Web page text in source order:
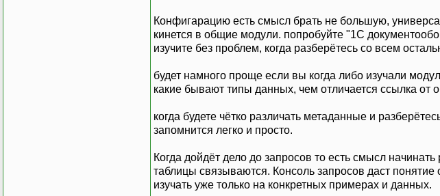
Конфигарацию есть смысл брать не большую,
кинется в общие модули. попробуйте "1С
изучите без проблем, когда разберётесь со всем
будет намного проще если вы когда либо изучали
какие бывают типы данных, чем отличается ссылка от
когда будете чётко различать метаданные и
запомнится легко и просто.
Когда дойдёт дело до запросов то есть смысл
таблицы связываются. Консоль запросов даст
изучать уже только на конкретных примерах и данных.